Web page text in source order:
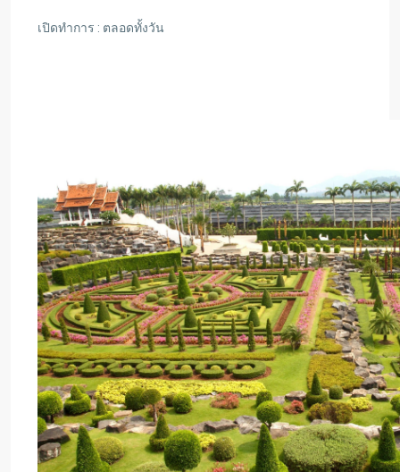
เปิดทำการ : ตลอดทั้งวัน